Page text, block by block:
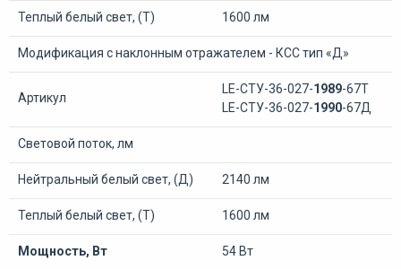
Теплый белый свет, (Т) 1600 лм
Модификация с наклонным отражателем - КСС тип «Д»
Артикул
LE-СТУ-36-027-1989-67Т
LE-СТУ-36-027-1990-67Д
Световой поток, лм
Нейтральный белый свет, (Д) 2140 лм
Теплый белый свет, (Т) 1600 лм
Мощность, Вт 54 Вт